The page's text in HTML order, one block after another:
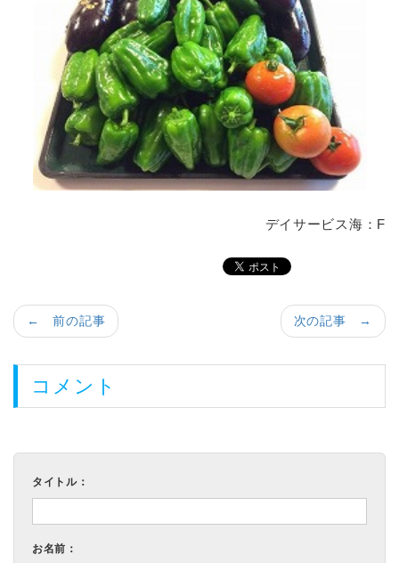
デイサービス海：F
次の記事 →
← 前の記事
コメント
タイトル：
お名前：